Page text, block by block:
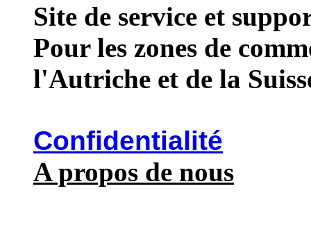
Site de service et
Pour les zones de
l'Autriche et de la
Confidentialité
A propos de nous